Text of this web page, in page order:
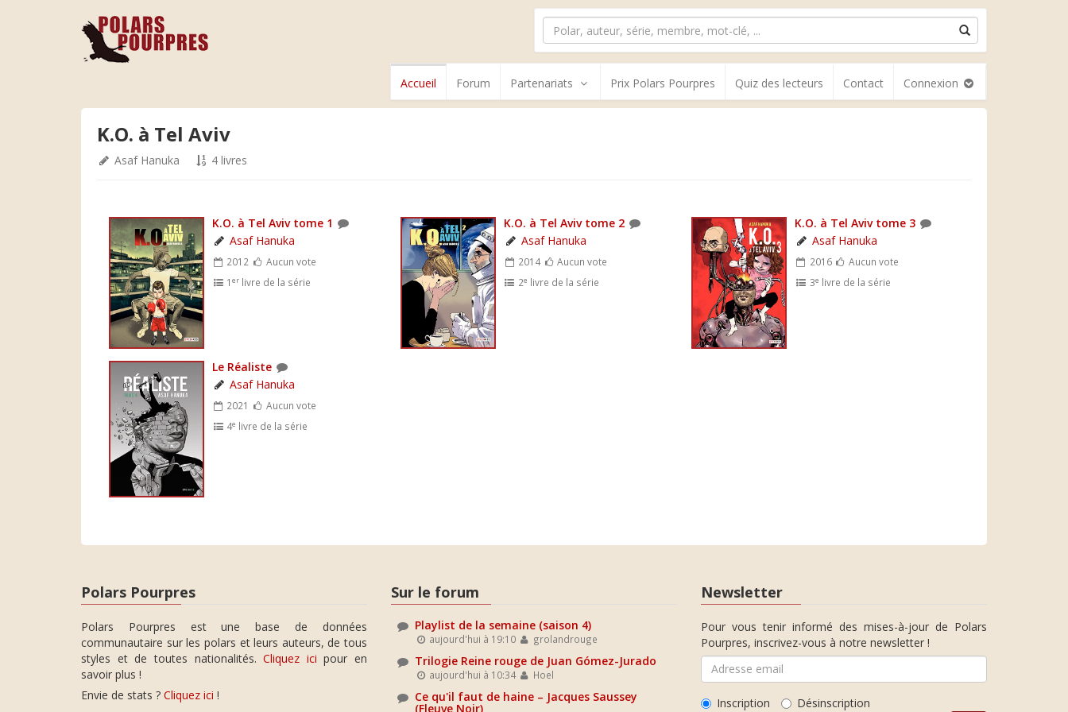
Accueil Forum Partenariats Prix Polars Pourpres Quiz des lecteurs Contact Connexion
K.O. à Tel Aviv
Asaf Hanuka 4 livres
K.O. à Tel Aviv tome 1
Asaf Hanuka
2012
Aucun vote
1er livre de la série
K.O. à Tel Aviv tome 2
Asaf Hanuka
2014
Aucun vote
2e livre de la série
K.O. à Tel Aviv tome 3
Asaf Hanuka
2016
Aucun vote
3e livre de la série
Le Réaliste
Asaf Hanuka
2021
Aucun vote
4e livre de la série
Polars Pourpres
Polars Pourpres est une base de données
communautaire sur les polars et leurs auteurs, de tous
styles et de toutes nationalités.Cliquez ici pour en
savoir plus !
Envie de stats ? Cliquez ici !
Sur le forum
Playlist de la semaine (saison 4)
aujourd'hui à 19:10 grolandrouge
Trilogie Reine rouge de Juan Gómez-Jurado
aujourd'hui à 10:34 Hoel
Ce qu'il faut de haine – Jacques Saussey
(Fleuve Noir)
Newsletter
Pour vous tenir informé des mises-à-jour de Polars
Pourpres, inscrivez-vous à notre newsletter !
Inscription Désinscription